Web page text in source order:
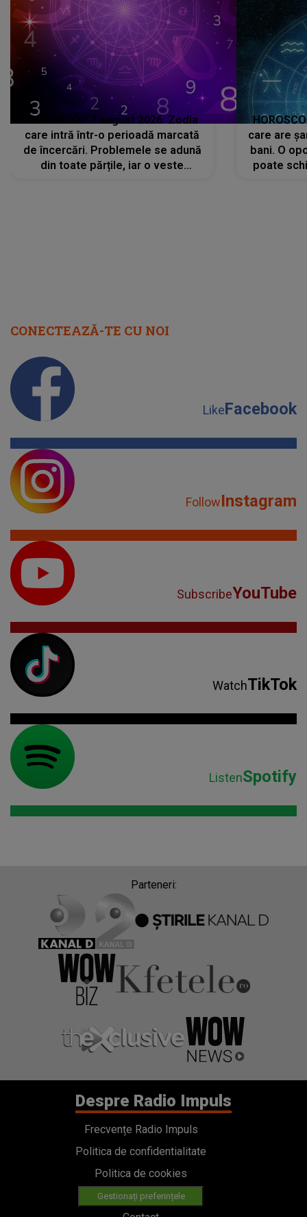
care intră într-o perioadă marcată
de încercări. Problemele se adună
din toate părțile, iar o veste
neașteptată îi dă planurile peste
cap
care are
bani. O
poate
la
Despre Radio Impuls
Frecvențe Radio Impuls
Politica de confidentialitate
Politica de cookies
Contact
Termeni si conditii
Cod deontologic
Regulamente
Categorii